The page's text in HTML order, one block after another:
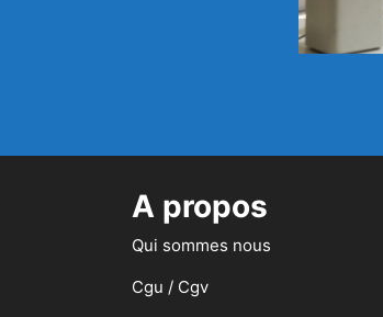
A propos
Qui sommes nous
Cgu / Cgv